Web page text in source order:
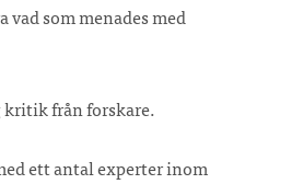
vad som menades med
från forskare.
ett antal experter inom